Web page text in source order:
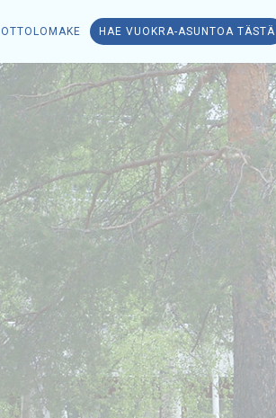
HAE VUOKRA-ASUNTOA TÄSTÄ